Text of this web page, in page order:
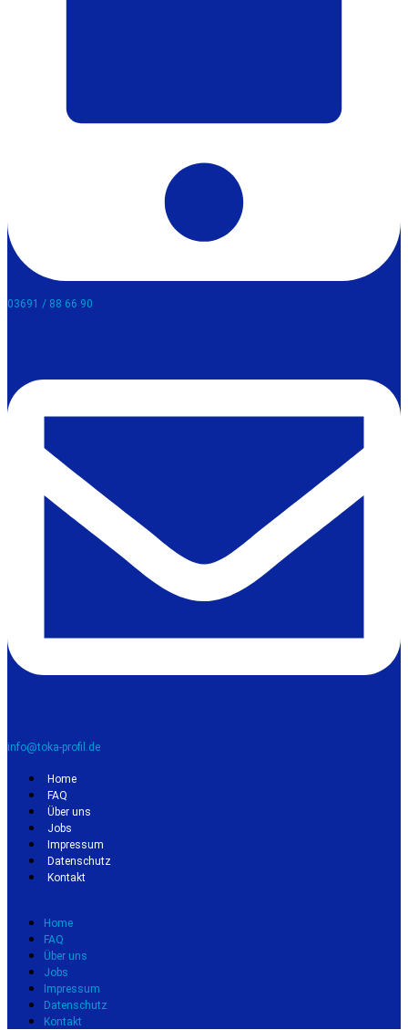
03691 / 88 66 90​
info@toka-profil.de
Home
FAQ
Über uns
Jobs
Impressum
Datenschutz
Kontakt
Home
FAQ
Über uns
Jobs
Impressum
Datenschutz
Kontakt